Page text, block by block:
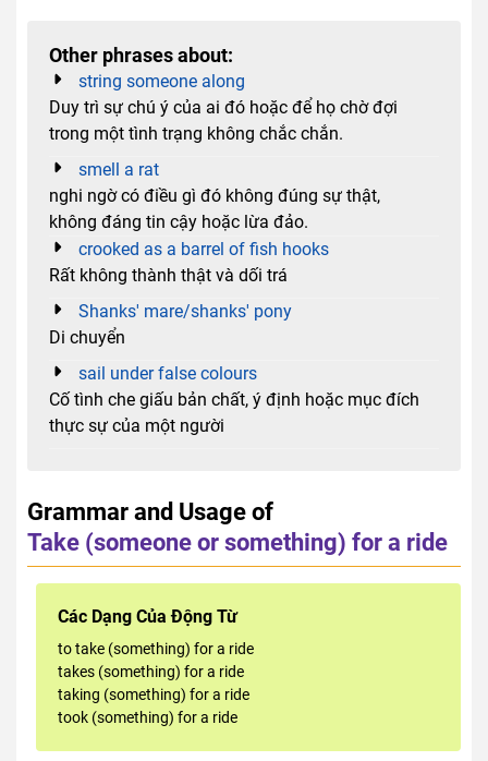
Other phrases about:
string someone along
Duy trì sự chú ý của ai đó hoặc để họ chờ đợi
trong một tình trạng không chắc chắn.
smell a rat
nghi ngờ có điều gì đó không đúng sự thật,
không đáng tin cậy hoặc lừa đảo.
crooked as a barrel of fish hooks
Rất không thành thật và dối trá
Shanks' mare/shanks' pony
Di chuyển
sail under false colours
Cố tình che giấu bản chất, ý định hoặc mục đích
thực sự của một người
Grammar and Usage of
Take (someone or something) for a ride
Các Dạng Của Động Từ
to take (something) for a ride
takes (something) for a ride
taking (something) for a ride
took (something) for a ride